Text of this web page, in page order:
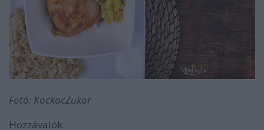
Fotó: KockacZukor
Hozzávalók: